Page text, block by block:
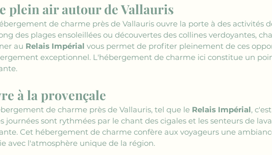
plein air autour de Vallauris
de charme près de Vallauris ouvre la porte à des activités
des plages ensoleillées ou découvertes des collines verdoyantes,
au Relais Impérial vous permet de profiter pleinement de ces
exceptionnel. L'hébergement de charme ici constitue un
à la provençale
de charme près de Vallauris, tel que le Relais Impérial,
journées sont rythmées par le chant des cigales et les senteurs de
Cet hébergement de charme confère aux voyageurs une
avec l'atmosphère unique de la région.